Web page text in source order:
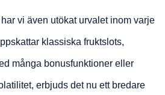
vi även utökat urvalet inom varje
klassiska fruktslots,
många bonusfunktioner eller
erbjuds det nu ett bredare